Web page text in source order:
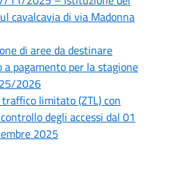
cavalcavia di via Madonna
di aree da destinare
pagamento per la stagione
2026
limitato (ZTL) con
degli accessi dal 01
2025